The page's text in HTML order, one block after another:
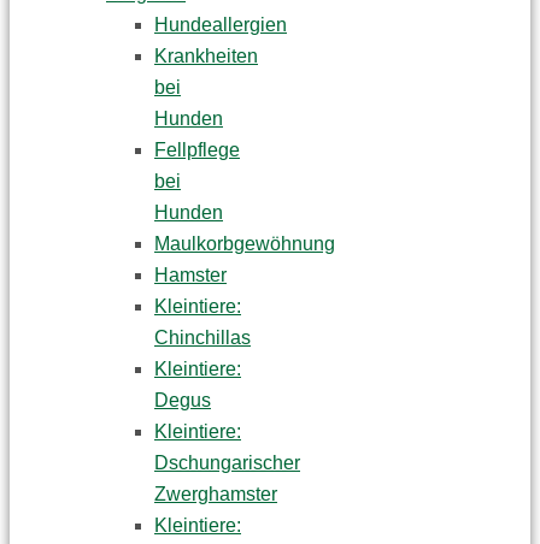
Hundeallergien
Krankheiten
bei
Hunden
Fellpflege
bei
Hunden
Maulkorbgewöhnung
Hamster
Kleintiere:
Chinchillas
Kleintiere:
Degus
Kleintiere:
Dschungarischer
Zwerghamster
Kleintiere: